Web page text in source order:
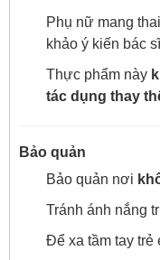
Phụ nữ mang
khảo ý kiến bác sĩ
Thực phẩm này
tác dụng thay
Bảo quản
Bảo quản nơi
Tránh ánh nắng
Để xa tầm tay trẻ